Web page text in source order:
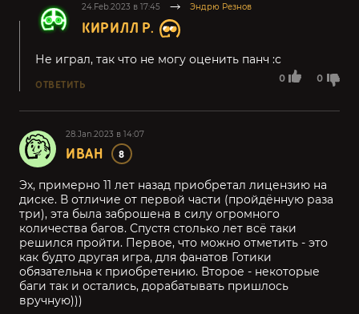
24.Feb.2023 в 17:45 Эндрю Резнов
КИРИЛЛ Р.
0 0
Не играл, так что не могу оценить панч :с
ОТВЕТИТЬ
28.Jan.2023 в 14:07
ИВАН 8
Эх, примерно 11 лет назад приобретал лицензию на
диске. В отличие от первой части (пройдённую раза
три), эта была заброшена в силу огромного
количества багов. Спустя столько лет всё таки
решился пройти. Первое, что можно отметить - это
как будто другая игра, для фанатов Готики
обязательна к приобретению. Второе - некоторые
баги так и остались, дорабатывать пришлось
вручную)))